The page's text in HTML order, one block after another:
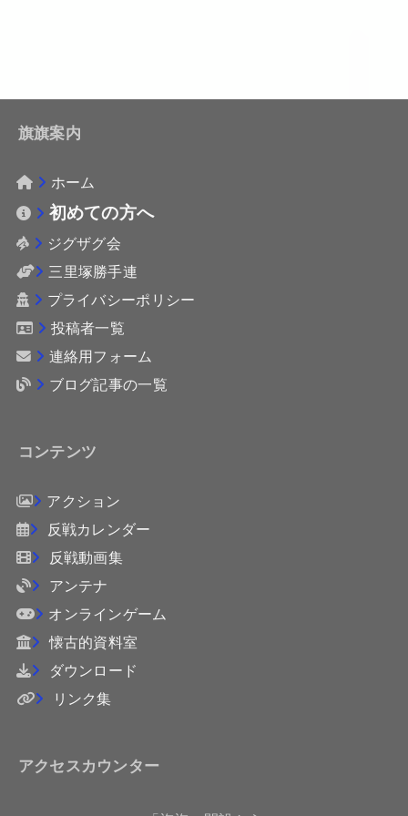
旗旗案内
ホーム
初めての方へ
ジグザグ会
三里塚勝手連
プライバシーポリシー
投稿者一覧
連絡用フォーム
ブログ記事の一覧
コンテンツ
アクション
反戦カレンダー
反戦動画集
アンテナ
オンラインゲーム
懐古的資料室
ダウンロード
リンク集
アクセスカウンター